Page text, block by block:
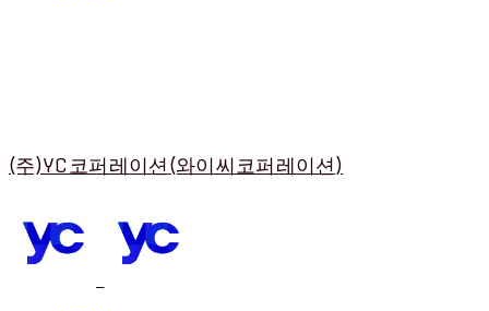
(주)YC코퍼레이션(와이씨코퍼레이션)